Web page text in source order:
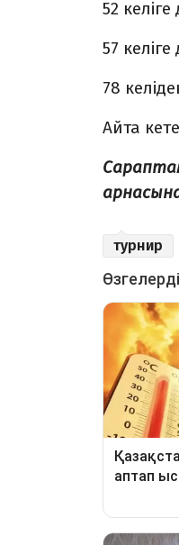
52
57
78
Айта
турнир